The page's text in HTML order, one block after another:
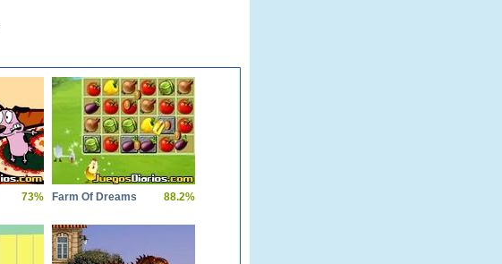
73% Farm Of Dreams 88.2%